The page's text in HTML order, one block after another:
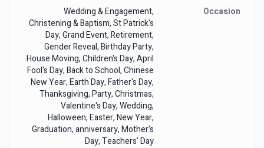
Occasion
Wedding & Engagement,
Christening & Baptism, St Patrick's
Day, Grand Event, Retirement,
Gender Reveal, Birthday Party,
House Moving, Children's Day, April
Fool's Day, Back to School, Chinese
New Year, Earth Day, Father's Day,
Thanksgiving, Party, Christmas,
Valentine's Day, Wedding,
Halloween, Easter, New Year,
Graduation, anniversary, Mother's
Day, Teachers' Day